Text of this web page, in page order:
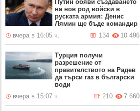
Путин обяви създаването
на нов род войски в
руската армия: Денис
Лямин ще бъде командир
вчера в 16:05 ч.
10 496
134
Турция получи
разрешение от
правителството на Радев
да търси газ в български
води
вчера в 15:07 ч.
7 660
210